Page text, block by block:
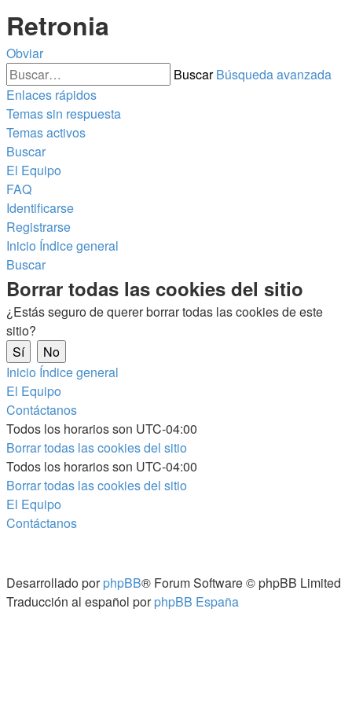
Retronia
Obviar
Buscar Búsqueda avanzada
Enlaces rápidos
Temas sin respuesta
Temas activos
Buscar
El Equipo
FAQ
Identificarse
Registrarse
Inicio Índice general
Buscar
Borrar todas las cookies del sitio
¿Estás seguro de querer borrar todas las cookies de este
sitio?
Inicio Índice general
El Equipo
Contáctanos
Todos los horarios son UTC-04:00
Borrar todas las cookies del sitio
Todos los horarios son UTC-04:00
Borrar todas las cookies del sitio
El Equipo
Contáctanos
Desarrollado porphpBB® Forum Software © phpBB Limited
Traducción al español porphpBB España